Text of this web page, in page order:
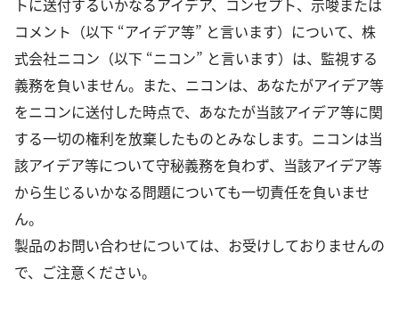
コメント（以下 “アイデア等” と言います）について、株
式会社ニコン（以下 “ニコン” と言います）は、監視する
義務を負いません。また、ニコンは、あなたがアイデア等
をニコンに送付した時点で、あなたが当該アイデア等に関
する一切の権利を放棄したものとみなします。ニコンは当
該アイデア等について守秘義務を負わず、当該アイデア等
から生じるいかなる問題についても一切責任を負いませ
ん。
製品のお問い合わせについては、お受けしておりませんの
で、ご注意ください。